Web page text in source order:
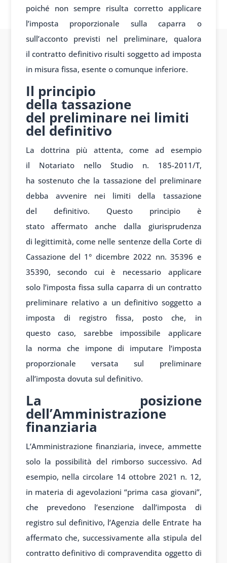
poiché non sempre risulta corretto applicare
l’imposta proporzionale sulla caparra o
sull’acconto previsti nel preliminare, qualora
il contratto definitivo risulti soggetto ad imposta
in misura fissa, esente ocomunque inferiore.
Il principio
della tassazione
del preliminare nei limiti
del definitivo
La dottrina più attenta, come ad esempio
il Notariato nello Studion. 185-2011/T,
ha sostenuto che la tassazione del preliminare
debba avvenire nei limiti della tassazione
del definitivo. Questoprincipio è
statoaffermato anche dalla giurisprudenza
di legittimità, come nelle sentenze della Corte di
Cassazione del 1° dicembre 2022 nn. 35396 e
35390, secondo cui è necessario applicare
solol’imposta fissa sulla caparra di uncontratto
preliminare relativo a un definitivo soggetto a
imposta di registro fissa, posto che, in
questocaso, sarebbe impossibile applicare
la norma che impone di imputare l‘imposta
proporzionale versata sul preliminare
all’imposta dovuta sul definitivo.
La posizione
dell’Amministrazione
finanziaria
L’Amministrazione finanziaria, invece, ammette
solo la possibilità del rimborso successivo. Ad
esempio, nella circolare 14 ottobre 2021 n. 12,
in materia di agevolazioni “prima casa giovani”,
che prevedono l’esenzione dall’imposta di
registro sul definitivo, l’Agenzia delle Entrate ha
affermato che, successivamente alla stipula del
contratto definitivo di compravendita oggetto di